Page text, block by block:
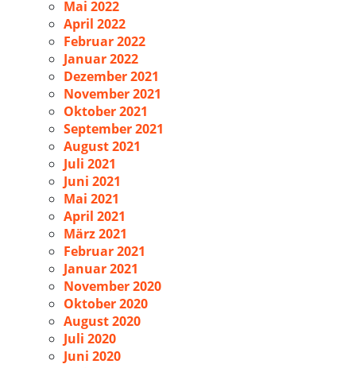
Mai 2022
April 2022
Februar 2022
Januar 2022
Dezember 2021
November 2021
Oktober 2021
September 2021
August 2021
Juli 2021
Juni 2021
Mai 2021
April 2021
März 2021
Februar 2021
Januar 2021
November 2020
Oktober 2020
August 2020
Juli 2020
Juni 2020